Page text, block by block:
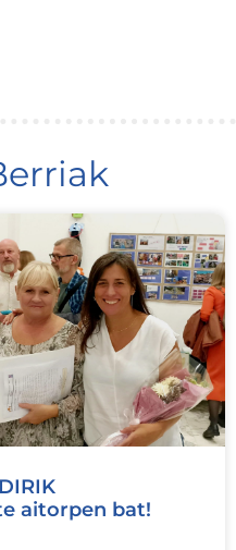
aitorpen bat!